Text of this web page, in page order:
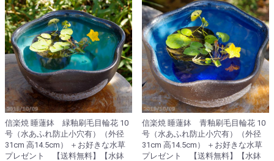
信楽焼 睡蓮鉢 緑釉刷毛目輪花 10
号（水あふれ防止小穴有）（外径
31cm 高14.5cm） ＋お好きな水草
プレゼント 【送料無料】【水鉢
信楽焼 睡蓮鉢 青釉刷毛目輪花 10
号（水あふれ防止小穴有）（外径
31cm 高14.5cm） ＋お好きな水草
プレゼント 【送料無料】【水鉢